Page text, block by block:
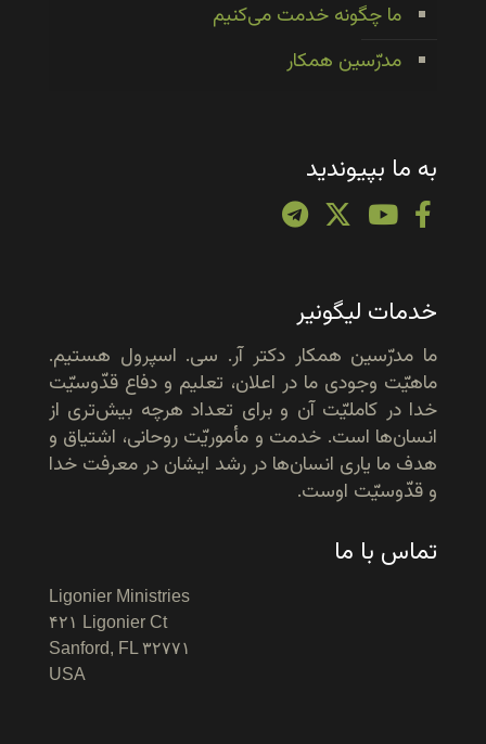
ما چگونه خدمت می‌کنیم
مدرّسین همکار
به ما بپیوندید
خدمات لیگونیر
ما مدرّسین همکار دکتر آر. سی. اسپرول هستیم.
ماهیّت وجودی ما در اعلان، تعلیم و دفاع قدّوسیّت
خدا در کاملیّت آن و برای تعداد هرچه بیش‌تری از
انسان‌ها است. خدمت و مأموریّت روحانی، اشتیاق و
هدف ما یاری انسان‌ها در رشد ایشان در معرفت خدا
و قدّوسیّت اوست.
تماس با ما
Ligonier Ministries
۴۲۱ Ligonier Ct
Sanford, FL ۳۲۷۷۱
USA